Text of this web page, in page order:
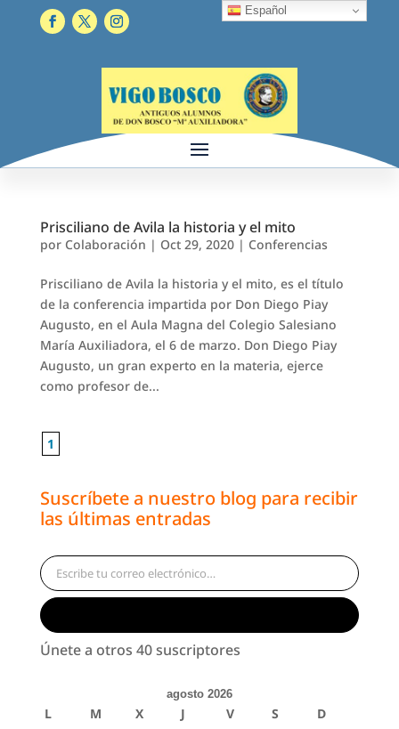
Prisciliano de Avila la historia y el mito
por Colaboración | Oct 29, 2020| Conferencias
Prisciliano de Avila la historia y el mito, es el título
de la conferencia impartida por Don Diego Piay
Augusto, en el Aula Magna del Colegio Salesiano
María Auxiliadora, el 6 de marzo. Don Diego Piay
Augusto, un gran experto en la materia, ejerce
como profesor de...
1
Suscríbete a nuestro blog para recibir
las últimas entradas
Escribe tu correo electrónico…
Únete a otros 40 suscriptores
agosto 2026
L M X J V S
D
Español